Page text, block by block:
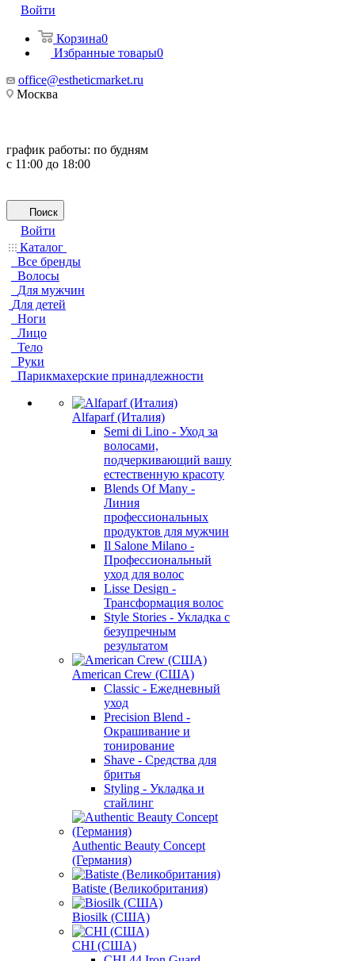
Войти
Корзина0
Избранные товары0
office@estheticmarket.ru
Москва
график работы: по будням
с 11:00 до 18:00
Поиск
Войти
Каталог
Все бренды
Волосы
Для мужчин
Для детей
Ноги
Лицо
Тело
Руки
Парикмахерские принадлежности
Alfaparf (Италия)
Semi di Lino - Уход за
волосами,
подчеркивающий вашу
естественную красоту
Blends Of Many -
Линия
профессиональных
продуктов для мужчин
Il Salone Milano -
Профессиональный
уход для волос
Lisse Design -
Трансформация волос
Style Stories - Укладка с
безупречным
результатом
American Crew (США)
Classic - Ежедневный
уход
Precision Blend -
Окрашивание и
тонирование
Shave - Средства для
бритья
Styling - Укладка и
стайлинг
Authentic Beauty Concept
(Германия)
Batiste (Великобритания)
Biosilk (США)
CHI (США)